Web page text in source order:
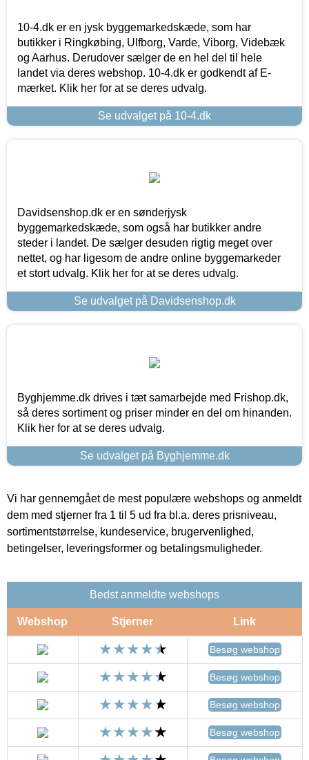
10-4.dk er en jysk byggemarkedskæde, som har
butikker i Ringkøbing, Ulfborg, Varde, Viborg, Videbæk
og Aarhus. Derudover sælger de en hel del til hele
landet via deres webshop. 10-4.dk er godkendt af E-
mærket. Klik her for at se deres udvalg.
Se udvalget på 10-4.dk
Davidsenshop.dk er en sønderjysk
byggemarkedskæde, som også har butikker andre
steder i landet. De sælger desuden rigtig meget over
nettet, og har ligesom de andre online byggemarkeder
et stort udvalg. Klik her for at se deres udvalg.
Se udvalget på Davidsenshop.dk
Byghjemme.dk drives i tæt samarbejde med Frishop.dk,
så deres sortiment og priser minder en del om hinanden.
Klik her for at se deres udvalg.
Se udvalget på Byghjemme.dk
Vi har gennemgået de mest populære webshops og anmeldt
dem med stjerner fra 1 til 5 ud fra bl.a. deres prisniveau,
sortimentstørrelse, kundeservice, brugervenlighed,
betingelser, leveringsformer og betalingsmuligheder.
Bedst anmeldte webshops
Webshop Stjerner Link
Besøg webshop
Besøg webshop
Besøg webshop
Besøg webshop